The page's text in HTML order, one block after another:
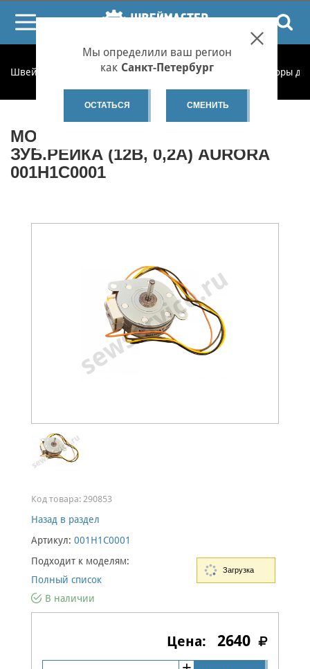
Мы определили ваш регион
как Санкт-Петербург
ОСТАТЬСЯ СМЕНИТЬ
Швеймастер Запчасти Запчасти по категориям Моторы
МОТОР ШАГОВЫЙ ЗИГ-ЗАГ И
ЗУБ.РЕЙКА (12В, 0,2А) AURORA
001H1C0001
Код товара: 290853
Назад в раздел
Артикул: 001H1C0001
Подходит к моделям:
Полный список
В наличии
2640
Загрузка